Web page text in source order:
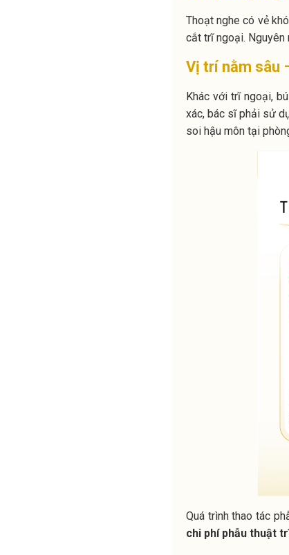
Thoạt nghe có vẻ
cắt trĩ ngoại. Nguyên
Vị trí nằm sâu
Khác với trĩ ngoại,
xác, bác sĩ phải sử
soi hậu môn tại
Quá trình thao tác
chi phí phẫu thuật